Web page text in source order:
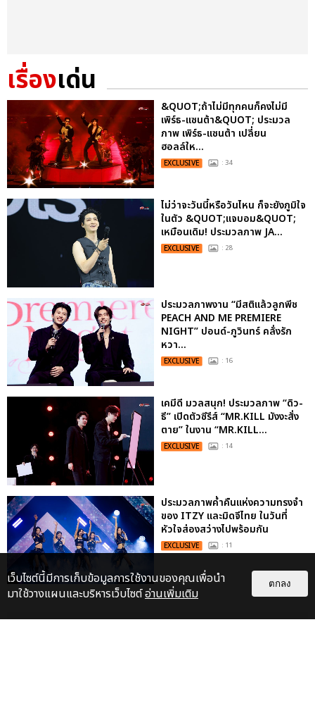
เรื่องเด่น
&QUOT;ถ้าไม่มีทุกคนก็คงไม่มี
เพิร์ธ-แซนต้า&QUOT; ประมวล
ภาพ เพิร์ธ-แซนต้า เปลี่ยน
ฮอลล์ให...
EXCLUSIVE : 34
ไม่ว่าจะวันนี้หรือวันไหน ก็จะยังภูมิใจ
ในตัว &QUOT;แจบอม&QUOT;
เหมือนเดิม! ประมวลภาพ JA...
EXCLUSIVE : 28
ประมวลภาพงาน “มีสติแล้วลูกพีช
PEACH AND ME PREMIERE
NIGHT” ปอนด์-ภูวินทร์ คลั่งรัก
หวา...
EXCLUSIVE : 16
เคมีดี มวลสนุก! ประมวลภาพ “ดิว-
ธี” เปิดตัวซีรีส์ “MR.KILL มังงะสั่ง
ตาย” ในงาน “MR.KILL...
EXCLUSIVE : 14
ประมวลภาพค่ำคืนแห่งความทรงจำ
ของ ITZY และมิดจีไทย ในวันที่
หัวใจส่องสว่างไปพร้อมกัน
EXCLUSIVE : 11
เว็บไซต์นี้มีการเก็บข้อมูลการใช้งานของคุณเพื่อนำ
มาใช้วางแผนและบริหารเว็บไซต์อ่านเพิ่มเติม
ตกลง